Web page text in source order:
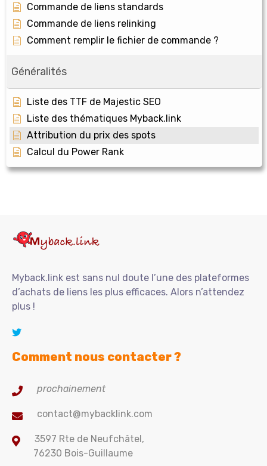
Commande de liens standards
Commande de liens relinking
Comment remplir le fichier de commande ?
Généralités
Liste des TTF de Majestic SEO
Liste des thématiques Myback.link
Attribution du prix des spots
Calcul du Power Rank
Myback.link est sans nul doute l’une des plateformes
d’achats de liens les plus efficaces. Alors n’attendez
plus !
Comment nous contacter ?
prochainement
contact@mybacklink.com
3597 Rte de Neufchâtel,
76230 Bois-Guillaume